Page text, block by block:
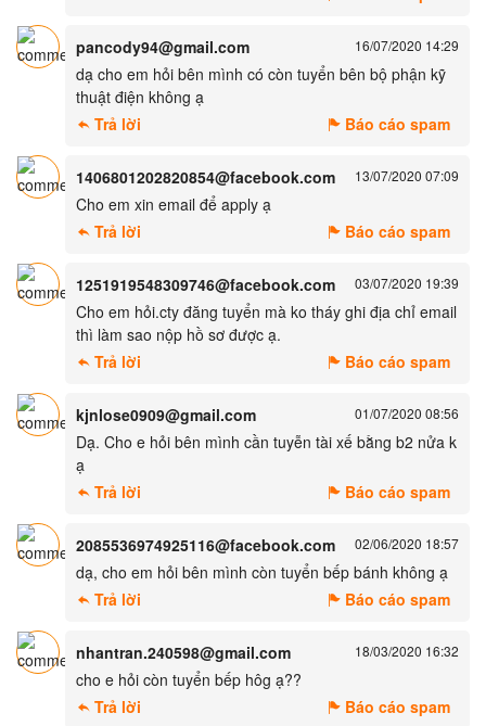
pancody94@gmail.com 16/07/2020 14:29
dạ cho em hỏi bên mình có còn tuyển bên bộ phận kỹ
thuật điện không ạ
Trả lời
Báo cáo spam
1406801202820854@facebook.com 13/07/2020 07:09
Cho em xin email để apply ạ
Trả lời
Báo cáo spam
1251919548309746@facebook.com 03/07/2020 19:39
Cho em hỏi.cty đăng tuyển mà ko tháy ghi địa chỉ email
thì làm sao nộp hồ sơ được ạ.
Trả lời
Báo cáo spam
kjnlose0909@gmail.com 01/07/2020 08:56
Dạ. Cho e hỏi bên mình cần tuyễn tài xế bằng b2 nửa k
ạ
Trả lời
Báo cáo spam
2085536974925116@facebook.com 02/06/2020 18:57
dạ, cho em hỏi bên mình còn tuyển bếp bánh không ạ
Trả lời
Báo cáo spam
nhantran.240598@gmail.com 18/03/2020 16:32
cho e hỏi còn tuyển bếp hôg ạ??
Trả lời
Báo cáo spam